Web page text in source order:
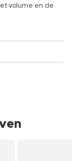
volume en de